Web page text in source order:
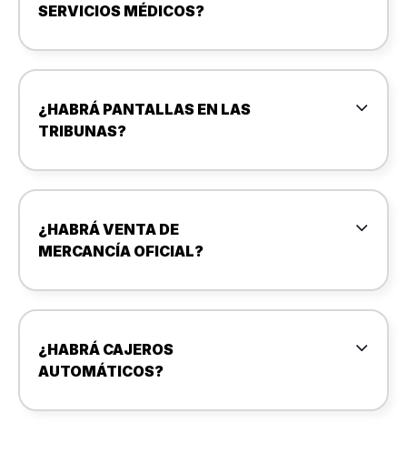
SERVICIOS MÉDICOS?
¿HABRÁ PANTALLAS EN LAS
TRIBUNAS?
¿HABRÁ VENTA DE
MERCANCÍA OFICIAL?
¿HABRÁ CAJEROS
AUTOMÁTICOS?